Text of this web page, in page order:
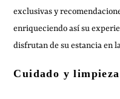
exclusivas y
enriqueciendo así su
disfrutan de su estancia en
Cuidado y limpieza